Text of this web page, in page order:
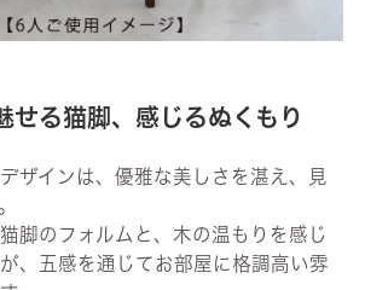
せる猫脚、感じるぬくもり
ザインは、優雅な美しさを湛え、見
脚のフォルムと、木の温もりを感じ
、五感を通じてお部屋に格調高い雰